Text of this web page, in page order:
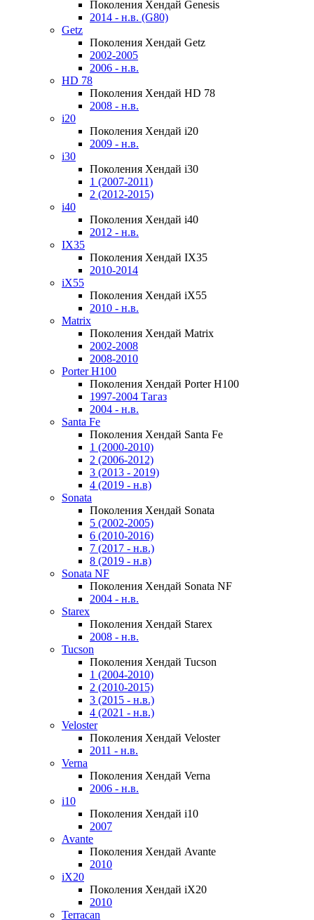
Поколения Хендай Genesis
2014 - н.в. (G80)
Getz
Поколения Хендай Getz
2002-2005
2006 - н.в.
HD 78
Поколения Хендай HD 78
2008 - н.в.
i20
Поколения Хендай i20
2009 - н.в.
i30
Поколения Хендай i30
1 (2007-2011)
2 (2012-2015)
i40
Поколения Хендай i40
2012 - н.в.
IX35
Поколения Хендай IX35
2010-2014
iX55
Поколения Хендай iX55
2010 - н.в.
Matrix
Поколения Хендай Matrix
2002-2008
2008-2010
Porter H100
Поколения Хендай Porter H100
1997-2004 Тагаз
2004 - н.в.
Santa Fe
Поколения Хендай Santa Fe
1 (2000-2010)
2 (2006-2012)
3 (2013 - 2019)
4 (2019 - н.в)
Sonata
Поколения Хендай Sonata
5 (2002-2005)
6 (2010-2016)
7 (2017 - н.в.)
8 (2019 - н.в)
Sonata NF
Поколения Хендай Sonata NF
2004 - н.в.
Starex
Поколения Хендай Starex
2008 - н.в.
Tucson
Поколения Хендай Tucson
1 (2004-2010)
2 (2010-2015)
3 (2015 - н.в.)
4 (2021 - н.в.)
Veloster
Поколения Хендай Veloster
2011 - н.в.
Verna
Поколения Хендай Verna
2006 - н.в.
i10
Поколения Хендай i10
2007
Avante
Поколения Хендай Avante
2010
iX20
Поколения Хендай iX20
2010
Terracan